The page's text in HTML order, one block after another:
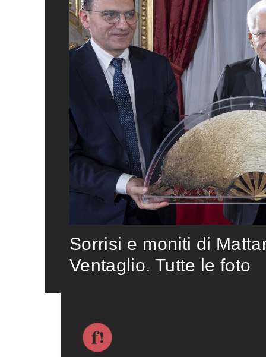
Sorrisi e moniti di
Ventaglio. Tutte le foto